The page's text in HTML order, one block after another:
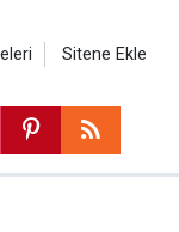
Sitene Ekle